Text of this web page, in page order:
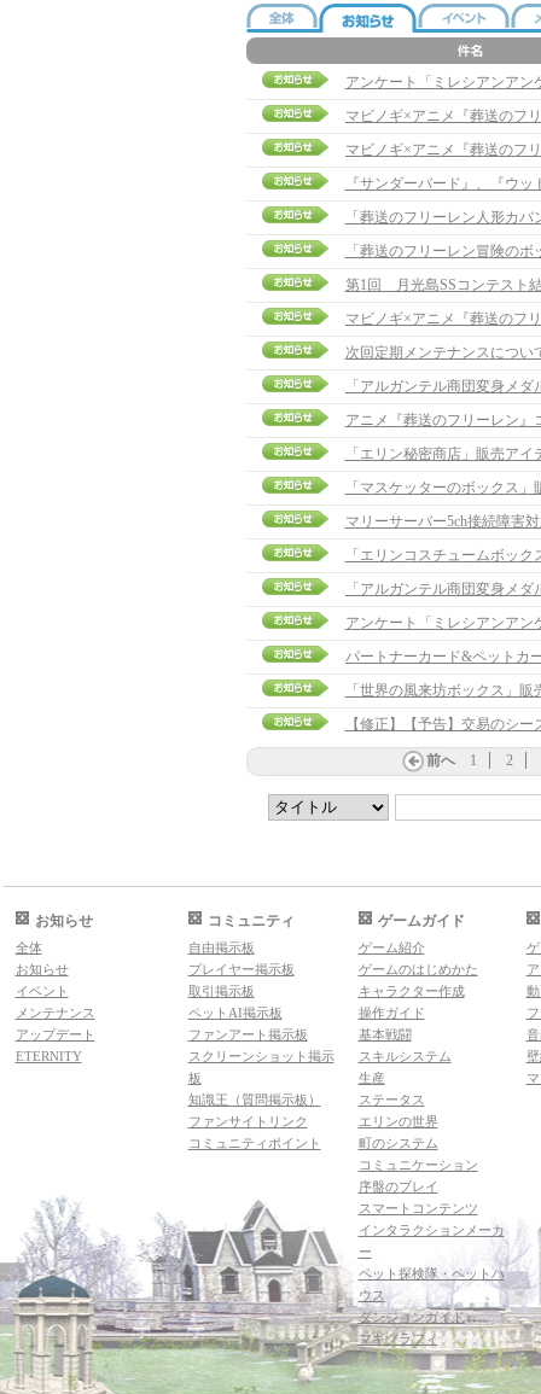
アンケート「ミレシアンアン
『サンダーバード』、『ウ
「葬送のフリーレン人形カ
「葬送のフリーレン冒険の
第1回 月光島SSコンテスト
次回定期メンテナンスについ
アニメ『葬送のフリーレン
「エリン秘密商店」販売ア
「マスケッターのボックス
マリーサーバー5ch接続障害
「エリンコスチュームボッ
アンケート「ミレシアンアン
パートナーカード&ペットカ
「世界の風来坊ボックス」
【修正】【予告】交易のシ
前へ 1 2
お知らせ
全体
お知らせ
イベント
メンテナンス
アップデート
ETERNITY
コミュニティ
自由掲示板
プレイヤー掲示板
取引掲示板
ペットAI掲示板
ファンアート掲示板
スクリーンショット掲示
板
知識王（質問掲示板）
ファンサイトリンク
コミュニティポイント
ゲームガイド
ゲーム紹介
ゲームのはじめかた
キャラクター作成
操作ガイド
基本戦闘
スキルシステム
生産
ステータス
エリンの世界
町のシステム
コミュニケーション
序盤のプレイ
スマートコンテンツ
インタラクションメーカ
ー
ペット探検隊・ペットハ
ウス
ダンジョンガイド
マギグラフィ